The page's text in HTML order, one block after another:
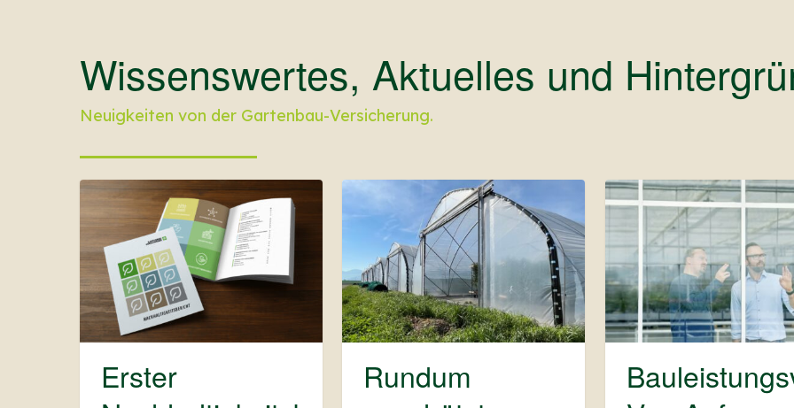
Wissenswertes, Aktuelles und
Neuigkeiten von der Gartenbau-Versicherung.
Erster
Rundum